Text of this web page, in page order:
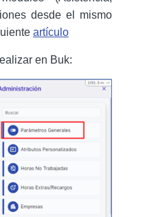
desde el mismo
artículo
en Buk: